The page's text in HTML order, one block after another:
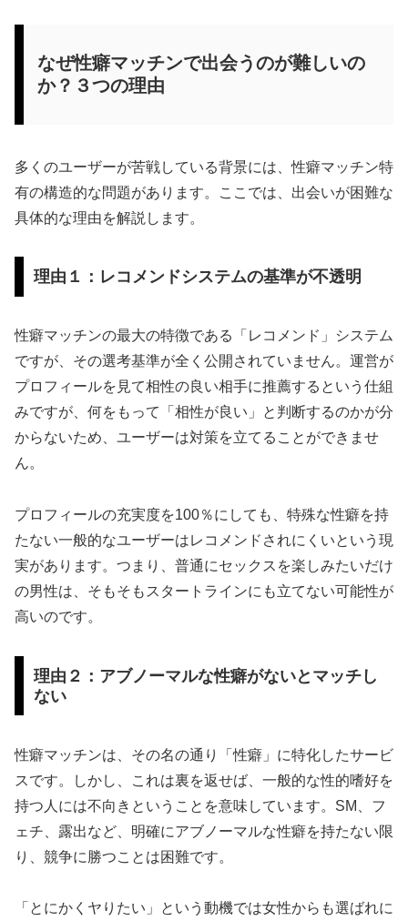
なぜ性癖マッチンで出会うのが難しいの
か？３つの理由
多くのユーザーが苦戦している背景には、性癖マッチン特
有の構造的な問題があります。ここでは、出会いが困難な
具体的な理由を解説します。
理由１：レコメンドシステムの基準が不透明
性癖マッチンの最大の特徴である「レコメンド」システム
ですが、その選考基準が全く公開されていません。運営が
プロフィールを見て相性の良い相手に推薦するという仕組
みですが、何をもって「相性が良い」と判断するのかが分
からないため、ユーザーは対策を立てることができませ
ん。
プロフィールの充実度を100％にしても、特殊な性癖を持
たない一般的なユーザーはレコメンドされにくいという現
実があります。つまり、普通にセックスを楽しみたいだけ
の男性は、そもそもスタートラインにも立てない可能性が
高いのです。
理由２：アブノーマルな性癖がないとマッチし
ない
性癖マッチンは、その名の通り「性癖」に特化したサービ
スです。しかし、これは裏を返せば、一般的な性的嗜好を
持つ人には不向きということを意味しています。SM、フ
ェチ、露出など、明確にアブノーマルな性癖を持たない限
り、競争に勝つことは困難です。
「とにかくヤりたい」という動機では女性からも選ばれに